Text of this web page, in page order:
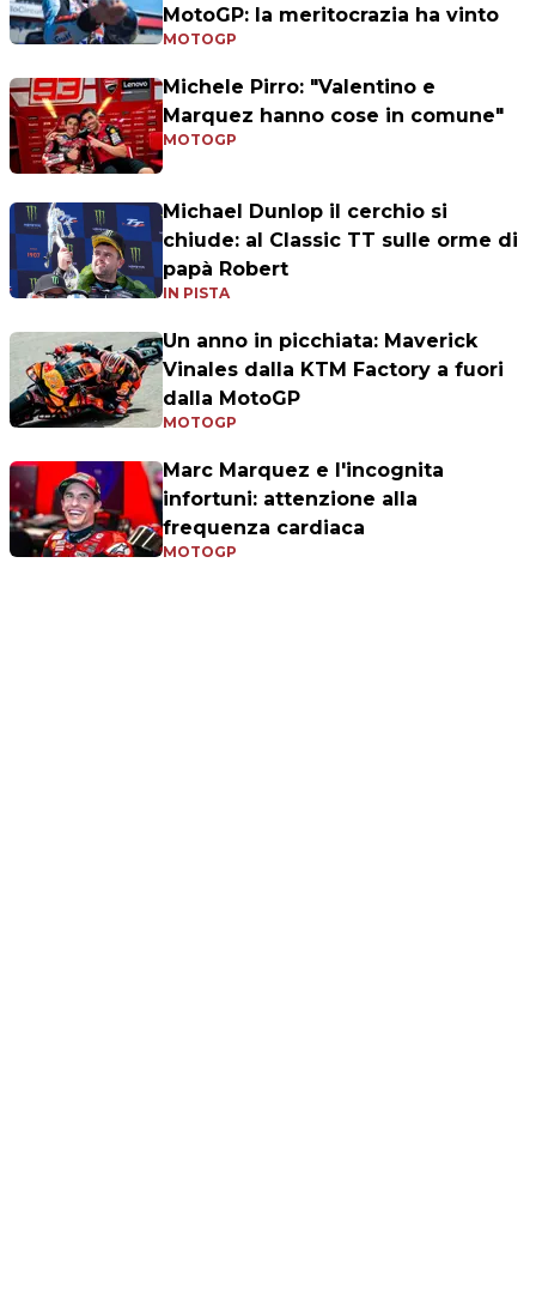
MotoGP: la meritocrazia ha vinto
MOTOGP
Michele Pirro: "Valentino e
Marquez hanno cose in comune"
MOTOGP
Michael Dunlop il cerchio si
chiude: al Classic TT sulle orme di
papà Robert
IN PISTA
Un anno in picchiata: Maverick
Vinales dalla KTM Factory a fuori
dalla MotoGP
MOTOGP
Marc Marquez e l'incognita
infortuni: attenzione alla
frequenza cardiaca
MOTOGP